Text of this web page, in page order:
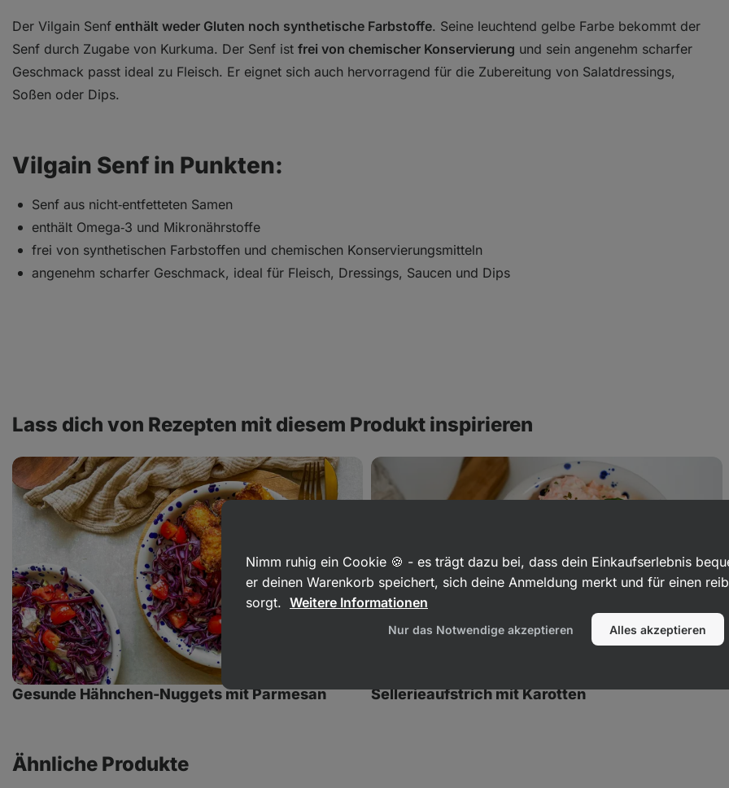
Der Vilgain Senf enthält weder Gluten noch synthetische Farbstoffe. Seine leuchtend gelbe Farbe bekommt der
Senf durch Zugabe von Kurkuma. Der Senf ist frei von chemischer Konservierung und sein angenehm scharfer
Geschmack passt ideal zu Fleisch. Er eignet sich auch hervorragend für die Zubereitung von Salatdressings,
Soßen oder Dips.
Vilgain Senf in Punkten:
Senf aus nicht‑entfetteten Samen
enthält Omega‑3 und Mikronährstoffe
frei von synthetischen Farbstoffen und chemischen Konservierungsmitteln
angenehm scharfer Geschmack, ideal für Fleisch, Dressings, Saucen und Dips
Lass dich von Rezepten mit diesem Produkt inspirieren
Gesunde
Hähnchen-
Nuggets
mit
Parmesan
Gesunde Hähnchen-Nuggets mit Parmesan
Sellerieaufstrich
Karotten
Sellerieaufstrich mit Karotten
Ähnliche Produkte
Nimm ruhig ein Cookie 🍪 - es trägt dazu bei, dass dein Einkaufserlebnis
er deinen Warenkorb speichert, sich deine Anmeldung merkt und für einen
sorgt. Weitere Informationen
Nur das Notwendige akzeptieren Alles akzeptieren